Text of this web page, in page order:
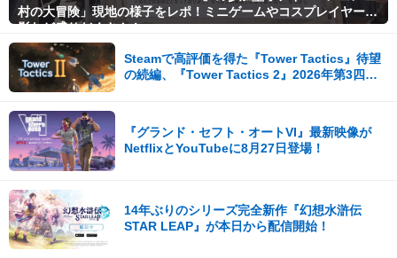
村の大冒険」現地の様子をレポ！ミニゲームやコスプレイヤー撮
影など盛りだくさん！
Steamで高評価を得た『Tower Tactics』待望
の続編、『Tower Tactics 2』2026年第3四半
『グランド・セフト・オートVI』最新映像が
NetflixとYouTubeに8月27日登場！
14年ぶりのシリーズ完全新作『幻想水滸伝
STAR LEAP』が本日から配信開始！